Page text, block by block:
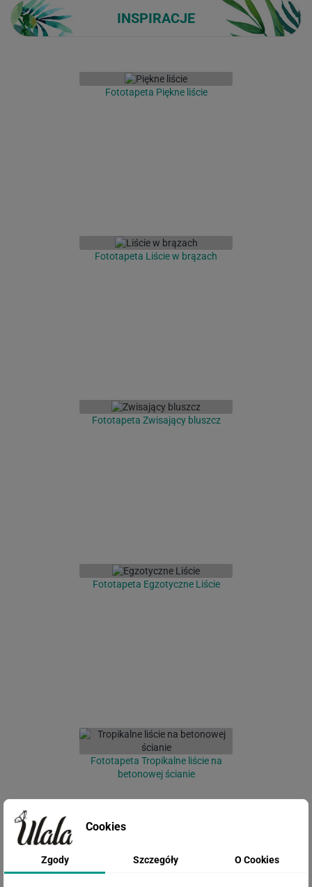
INSPIRACJE
Fototapeta Piękne liście
Fototapeta Liście w brązach
Fototapeta Zwisający bluszcz
Fototapeta Egzotyczne Liście
Fototapeta Tropikalne liście na
betonowej ścianie
Cookies
Zgody Szczegóły O Cookies